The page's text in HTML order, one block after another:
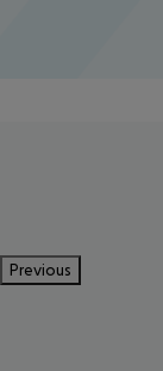
Previous